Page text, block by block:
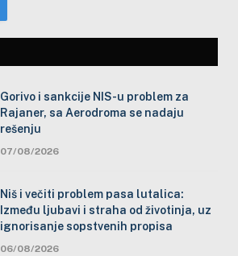
Gorivo i sankcije NIS-u problem za
Rajaner, sa Aerodroma se nadaju
rešenju
07/08/2026
Niš i večiti problem pasa lutalica:
Između ljubavi i straha od životinja, uz
ignorisanje sopstvenih propisa
06/08/2026